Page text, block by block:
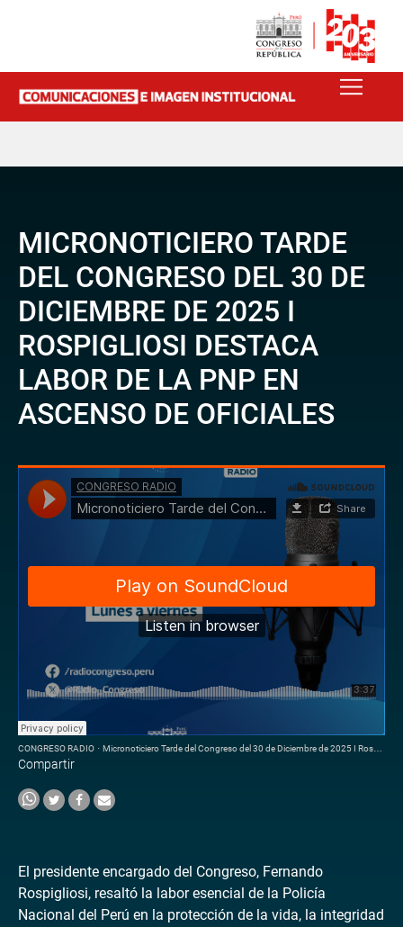
MICRONOTICIERO TARDE
DEL CONGRESO DEL 30 DE
DICIEMBRE DE 2025 I
ROSPIGLIOSI DESTACA
LABOR DE LA PNP EN
ASCENSO DE OFICIALES
CONGRESO RADIO · Micronoticiero Tarde del Congreso del 30 de Diciembre de 2025 I Rospigliosi destaca labor de la PNP
Compartir
El presidente encargado del Congreso, Fernando
Rospigliosi, resaltó la labor esencial de la Policía
Nacional del Perú en la protección de la vida, la integridad